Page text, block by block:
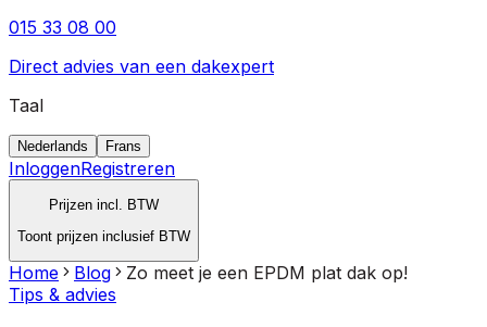
015 33 08 00
Direct advies van een dakexpert
Taal
Nederlands Frans
InloggenRegistreren
Prijzen incl. BTW
Toont prijzen inclusief BTW
Home Blog
Zo meet je een EPDM plat dak op!
Tips & advies